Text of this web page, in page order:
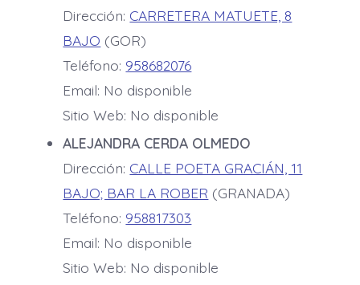
Dirección: CARRETERA MATUETE, 8
BAJO (GOR)
Teléfono: 958682076
Email: No disponible
Sitio Web: No disponible
ALEJANDRA CERDA OLMEDO
Dirección: CALLE POETA GRACIÁN, 11
BAJO; BAR LA ROBER (GRANADA)
Teléfono: 958817303
Email: No disponible
Sitio Web: No disponible